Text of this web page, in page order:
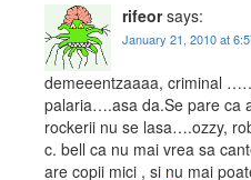
rifeor says:
January 21, 2010 at
demeeentzaaaa, criminal
palaria….asa da.Se pare ca
rockerii nu se lasa….ozzy,
c. bell ca nu mai vrea sa
are copii mici , si nu mai